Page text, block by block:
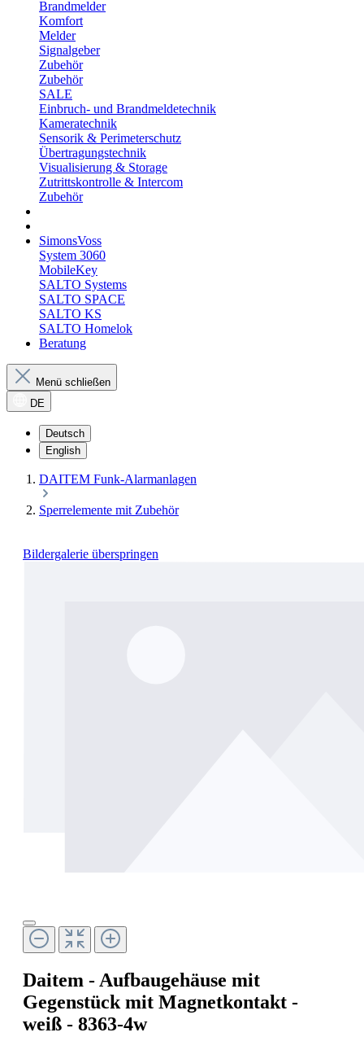
Brandmelder
Komfort
Melder
Signalgeber
Zubehör
Zubehör
SALE
Einbruch- und Brandmeldetechnik
Kameratechnik
Sensorik & Perimeterschutz
Übertragungstechnik
Visualisierung & Storage
Zutrittskontrolle & Intercom
Zubehör
SimonsVoss
System 3060
MobileKey
SALTO Systems
SALTO SPACE
SALTO KS
SALTO Homelok
Beratung
Menü schließen
DE
Deutsch
English
DAITEM Funk-Alarmanlagen
Sperrelemente mit Zubehör
Bildergalerie überspringen
Daitem - Aufbaugehäuse mit
Gegenstück mit Magnetkontakt -
weiß - 8363-4w